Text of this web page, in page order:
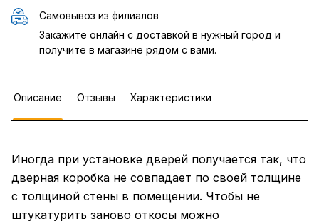
Самовывоз из филиалов
Закажите онлайн с доставкой в нужный город и
получите в магазине рядом с вами.
Описание Отзывы Характеристики
Иногда при установке дверей получается так, что
дверная коробка не совпадает по своей толщине
с толщиной стены в помещении. Чтобы не
штукатурить заново откосы можно